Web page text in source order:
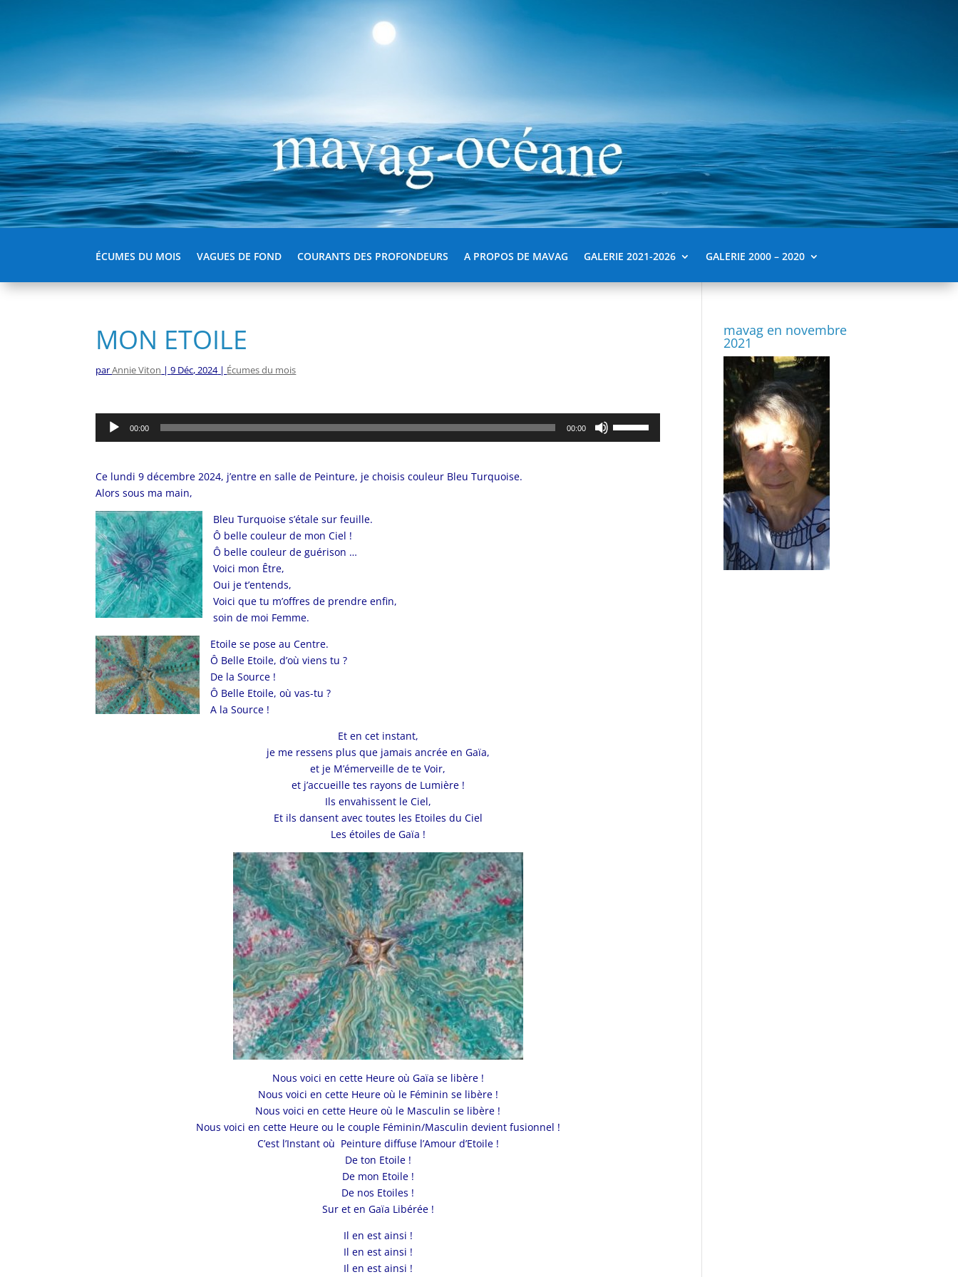
ÉCUMES DU MOIS VAGUES DE FOND COURANTS DES PROFONDEURS A PROPOS DE MAVAG GALERIE 2021-2026 GALERIE 2000 – 2020
MON ETOILE
parAnnie Viton |9 Déc, 2024| Écumes du mois
Lecteur
audio
00:00 00:00
Ce lundi 9 décembre 2024, j’entre en salle de Peinture, je choisis couleur Bleu Turquoise.
Alors sous ma main,
Bleu Turquoise s’étale sur feuille.
Ô belle couleur de mon Ciel !
Ô belle couleur de guérison …
Voici mon Être,
Oui je t’entends,
Voici que tu m’offres de prendre enfin,
soin de moi Femme.
Etoile se pose au Centre.
Ô Belle Etoile, d’où viens tu ?
De la Source !
Ô Belle Etoile, où vas-tu ?
A la Source !
Et en cet instant,
je me ressens plus que jamais ancrée en Gaïa,
et je M’émerveille de te Voir,
et j’accueille tes rayons de Lumière !
Ils envahissent le Ciel,
Et ils dansent avec toutes les Etoiles du Ciel
Les étoiles de Gaïa !
Nous voici en cette Heure où Gaïa se libère !
Nous voici en cette Heure où le Féminin se libère !
Nous voici en cette Heure où le Masculin se libère !
Nous voici en cette Heure ou le couple Féminin/Masculin devient fusionnel !
C’est l’Instant où Peinture diffuse l’Amour d’Etoile !
De ton Etoile !
De mon Etoile !
De nos Etoiles !
Sur et en Gaïa Libérée !
Il en est ainsi !
Il en est ainsi !
Il en est ainsi !
mavag en novembre
2021